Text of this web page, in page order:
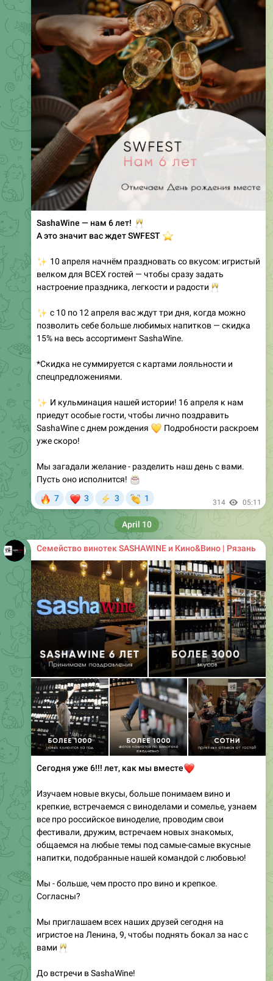
SashaWine — нам 6 лет!
🥂
А это значит вас ждет SWFEST
⭐️
10 апреля начнём праздновать со вкусом: игристый
велком для ВСЕХ гостей — чтобы сразу задать
настроение праздника, легкости и радости
🥂
с 10 по 12 апреля вас ждут три дня, когда можно
позволить себе больше любимых напитков — скидка
15% на весь ассортимент SashaWine.
*Скидка не суммируется с картами лояльности и
спецпредложениями.
И кульминация нашей истории! 16 апреля к нам
приедут особые гости, чтобы лично поздравить
SashaWine с днем рождения
💛Подробности раскроем
уже скоро!
Мы загадали желание - разделить наш день с вами.
Пусть оно исполнится!
🎂
7 3
⚡
3
👏
1 314 05:11
Семейство винотек SASHAWINE и Кино&Вино | Рязань
Сегодня уже 6!!! лет, как мы вместе
❤️
Изучаем новые вкусы, больше понимаем вино и
крепкие, встречаемся с виноделами и сомелье, узнаем
все про российское виноделие, проводим свои
фестивали, дружим, встречаем новых знакомых,
общаемся на любые темы под самые-самые вкусные
напитки, подобранные нашей командой с любовью!
Мы - больше, чем просто про вино и крепкое.
Согласны?
Мы приглашаем всех наших друзей сегодня на
игристое на Ленина, 9, чтобы поднять бокал за нас с
вами
До встречи в SashaWine!
April 10